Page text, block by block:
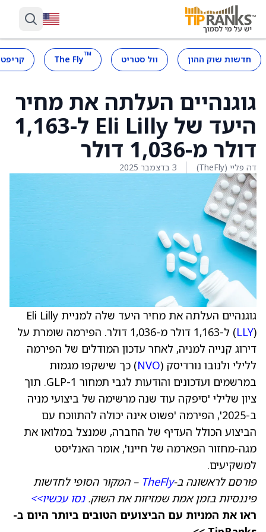
חדשות שוק ההון וול סטריט ™
The Fly
גוגנהיים העלתה את מחיר
היעד של Eli Lilly ל-1,163
דולר מ-1,036 דולר
דה פליי (TheFly) 3 בדצמבר 2025
גוגנהיים העלתה את מחיר היעד שלה למניית Eli Lilly
(LLY
) ל-1,163 דולר מ-1,036 דולר. הפירמה שומרת על
דירוג קנייה למניה, לאחר עדכון המודלים של הפירמה
ללילי ולנובו נורדיסק (NVO) כך שישקפו מגמות
במרשמים ועדכונים והודעות לגבי תמחור GLP-1. תוך
ציון שלילי 'סיפקה עוד שנה מרשימה של ביצועי מניה
ב-2025', הפירמה 'פשוט אינה יכולה להתווכח עם
הביצוע הכולל העדיף של החברה, שמנצל במלואו את
מגה-מחזור הפארמה של חיינו', אומר האנליסט
למשקיעים.
פורסם לראשונה ב-TheFly – המקור הסופי לחדשות
פיננסיות בזמן אמת שמזיזות את השוק.נסו עכשיו>>
ראו את המניות עם הביצועים הטובים ביותר היום ב-